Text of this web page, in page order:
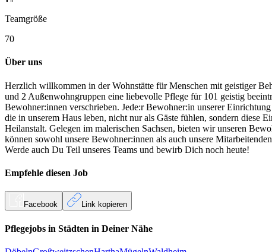
Teamgröße
70
Über uns
Herzlich willkommen in der Wohnstätte für Menschen mit geistiger
und 2 Außenwohngruppen eine liebevolle Pflege für 101 geistig
Bewohner:innen verschrieben. Jede:r Bewohner:in unserer
die in unserem Haus leben, nicht nur als Gäste fühlen, sondern diese
Heilanstalt. Gelegen im malerischen Sachsen, bieten wir unseren
können sowohl unsere Bewohner:innen als auch unsere
Werde auch Du Teil unseres Teams und bewirb Dich noch heute!
Empfehle diesen Job
Facebook Link kopieren
Pflegejobs in Städten in Deiner Nähe